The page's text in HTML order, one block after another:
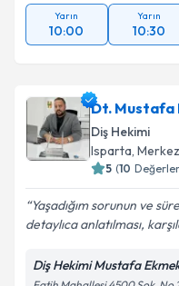
Yarın
10:00
Yarın
10:30
Dt. Mustafa
Diş Hekimi
Isparta, Merkez
5 (10
Yaşadığım sorunun ve
detaylıca anlatılması,
Diş Hekimi Mustafa